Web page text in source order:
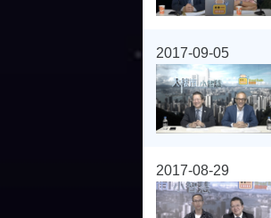
2017-09-05
2017-08-29